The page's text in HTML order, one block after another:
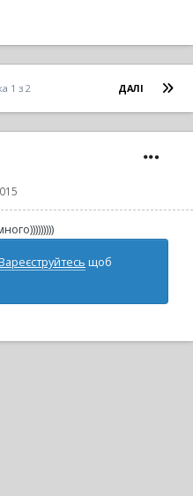
ДАЛІ
1 з 2
Зареєструйтесь щоб